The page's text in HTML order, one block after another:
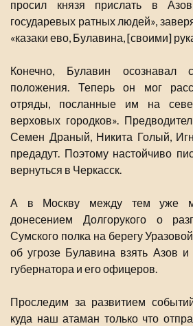
просил князя прислать в
государевых ратных людей»,
«казаки ево, Булавина, [своими]
Конечно, Булавин осознавал
положения. Теперь он мог
отряды, посланные им на
верховых городков».
Семен Драный, Никита Голый,
предадут. Поэтому настойчиво
вернуться в Черкасск.
А в Москву между тем уже
донесением Долгорукого о
Сумского полка на берегу
об угрозе Булавина взять Азов и
губернатора и его офицеров.
Проследим за развитием
куда наш атаман только что